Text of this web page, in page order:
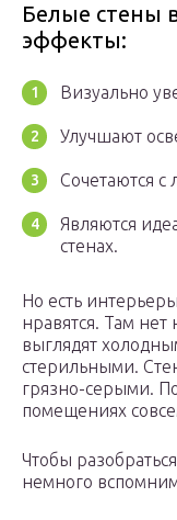
Белые стены
эффекты:
Визуально
Улучшают
Сочетаются с
Являются
стенах.
Но есть
нравятся. Там
выглядят
стерильными.
грязно-серыми.
помещениях
Чтобы
немного